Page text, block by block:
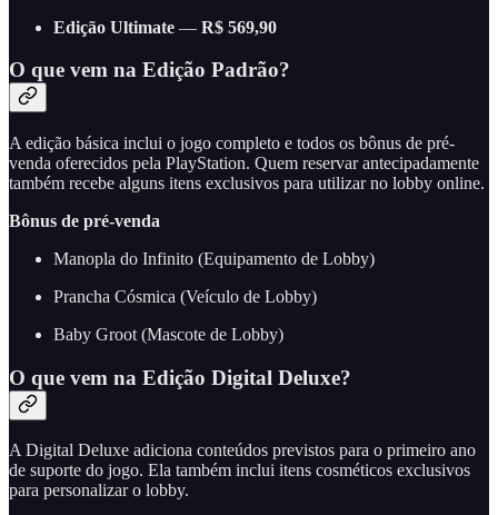
Edição Ultimate — R$ 569,90
O que vem na Edição Padrão?
A edição básica inclui o jogo completo e todos os bônus de pré-
venda oferecidos pela PlayStation. Quem reservar antecipadamente
também recebe alguns itens exclusivos para utilizar no lobby online.
Bônus de pré-venda
Manopla do Infinito (Equipamento de Lobby)
Prancha Cósmica (Veículo de Lobby)
Baby Groot (Mascote de Lobby)
O que vem na Edição Digital Deluxe?
A Digital Deluxe adiciona conteúdos previstos para o primeiro ano
de suporte do jogo. Ela também inclui itens cosméticos exclusivos
para personalizar o lobby.